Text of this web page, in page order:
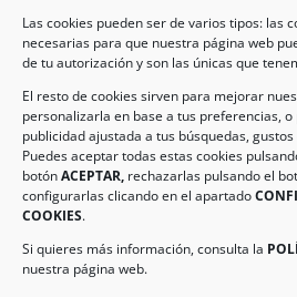
Las cookies pueden ser de varios tipos: las
necesarias para que nuestra página web
de tu autorización y son las únicas que
El resto de cookies sirven para mejorar
personalizarla en base a tus preferencias,
publicidad ajustada a tus búsquedas,
Puedes aceptar todas estas cookies
botónACEPTAR, rechazarlas pulsando el
configurarlas clicando en el apartado
COOKIES.
Si quieres más información, consulta la
nuestra página web.
AVISO LEGAL
POLÍTICA DE COOKIES
Información de Contacto
Dirección:
Navas de Jorquera – Albacete
Tel:(+34) 967 48 22 15